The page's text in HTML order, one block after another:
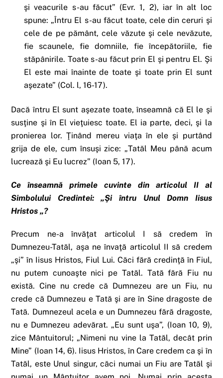
şi veacurile s-au făcut” (Evr. 1, 2), iar în alt loc
spune: „Întru El s-au făcut toate, cele din ceruri şi
cele de pe pământ, cele văzute şi cele nevăzute,
fie scaunele, fie domniile, fie începătoriile, fie
stăpânirile. Toate s-au făcut prin El şi pentru El. Şi
El este mai înainte de toate şi toate prin El sunt
aşezate” (Col. l, 16-17).
Dacă întru El sunt aşezate toate, înseamnă că El le şi
susţine şi în El vieţuiesc toate. El ia parte, deci, şi la
pronierea lor. Ţinând mereu viaţa în ele şi purtând
grija de ele, cum însuşi zice: „Tatăl Meu până acum
lucrează şi Eu lucrez” (Ioan 5, 17).
Ce înseamnă primele cuvinte din articolul II al
Simbolului Credintei: „Şi întru Unul Domn Iisus
Hristos „?
Precum ne-a învăţat articolul I să credem în
Dumnezeu-Tatăl, aşa ne învaţă articolul II să credem
„şi” în Iisus Hristos, Fiul Lui. Căci fără credinţă în Fiul,
nu putem cunoaşte nici pe Tatăl. Tată fără Fiu nu
există. Cine nu crede că Dumnezeu are un Fiu, nu
crede că Dumnezeu e Tată şi are în Sine dragoste de
Tată. Dumnezeul acela e un Dumnezeu fără dragoste,
nu e Dumnezeu adevărat. „Eu sunt uşa”, (Ioan 10, 9),
zice Mântuitorul; „Nimeni nu vine la Tatăl, decât prin
Mine” (Ioan 14, 6). Iisus Hristos, în Care credem ca şi în
Tatăl, este Unul singur, căci numai un Fiu are Tatăl şi